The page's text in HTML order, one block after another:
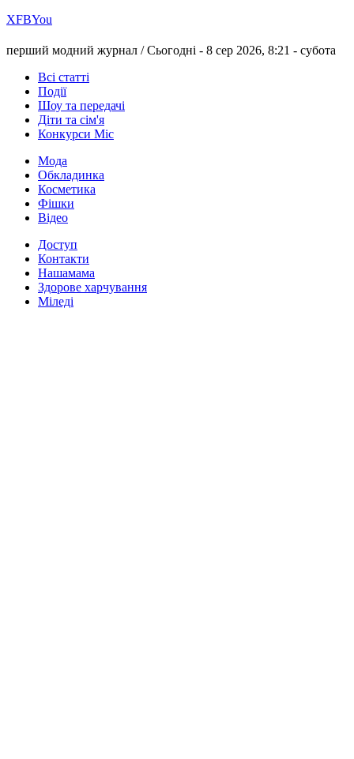
ХFBYou
перший модний журнал /Сьогодні - 8 сер 2026, 8:21 - субота
Всі статті
Події
Шоу та передачі
Діти та сім'я
Конкурси Міс
Мода
Обкладинка
Косметика
Фішки
Відео
Доступ
Контакти
Нашамама
Здорове харчування
Міледі